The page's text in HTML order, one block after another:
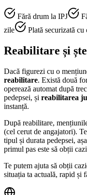
Fără drum la IPJ
zile
Plată securizată cu
Reabilitare și
Dacă figurezi cu o
reabilitare. Există două
operează automat după
pedepsei, și reabilitarea
instanță.
După reabilitare,
(cel cerut de angajatori).
tipul și durata pedepsei,
primul pas este să obții
Te putem ajuta să obții
situația ta actuală, rapid și